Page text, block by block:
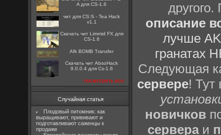
A для CS-1.6
чит для CS:S - Tea Hack
v1.1
Скачать чит Limmid FX для
CS-1.6
Afk BOMB Transfer
Скачать чит AbsoHack
9.0.0.4 для Cs-1.6
посмотреть все
Случайная статья
Плодовый питомник: как
выращивают, прививают и
подготавливают саженцы к
продаже
описание
лучше
гранатах
Следующая
сервере! Тут
новичков
сервераи